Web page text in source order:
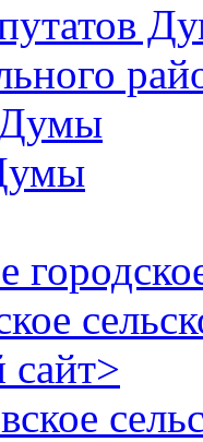
сайт>